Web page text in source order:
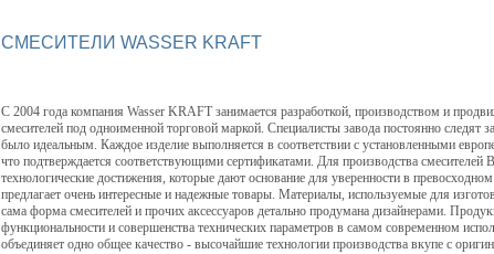
СМЕСИТЕЛИ WASSER KRAFT
С 2004 года компания Wasser KRAFT занимается разработкой, производством и
смесителей под одноименной торговой маркой. Специалисты завода постоянно следят
было идеальным. Каждое изделие выполняется в соответствии с установленными
что подтверждается соответствующими сертификатами. Для производства смесителей
технологические достижения, которые дают основание для уверенности в
предлагает очень интересные и надежные товары. Материалы, используемые для
сама форма смесителей и прочих аксессуаров детально продумана дизайнерами.
функциональности и совершенства технических параметров в самом современном
объединяет одно общее качество - высочайшие технологии производства вкупе с